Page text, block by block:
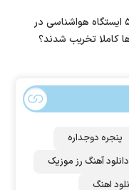
آسیب جدی به ۵۰ ایستگاه هواشناسی در
کاملا تخریب شدند؟
پنجره دوجداره
دانلود آهنگ رز‌ موزیک
اهنگ